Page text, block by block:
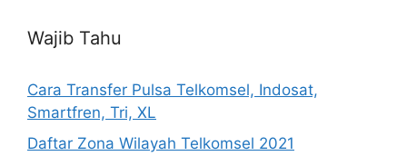
Wajib Tahu
Cara Transfer Pulsa Telkomsel, Indosat,
Smartfren, Tri, XL
Daftar Zona Wilayah Telkomsel 2021